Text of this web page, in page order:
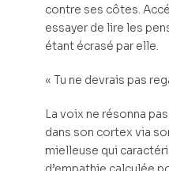
contre ses côtes.
essayer de lire les
étant écrasé par elle.
« Tu ne devrais pas
La voix ne résonna
dans son cortex via
mielleuse qui